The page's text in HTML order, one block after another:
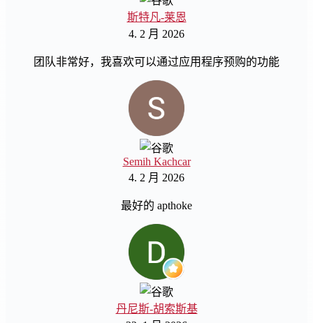
斯特凡-莱恩
4. 2 月 2026
团队非常好，我喜欢可以通过应用程序预购的功能
Semih Kachcar
4. 2 月 2026
最好的 apthoke
丹尼斯-胡索斯基